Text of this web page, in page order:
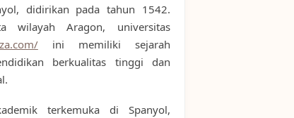
didirikan pada tahun 1542.
wilayah Aragon, universitas
ini memiliki sejarah
berkualitas tinggi dan
terkemuka di Spanyol,